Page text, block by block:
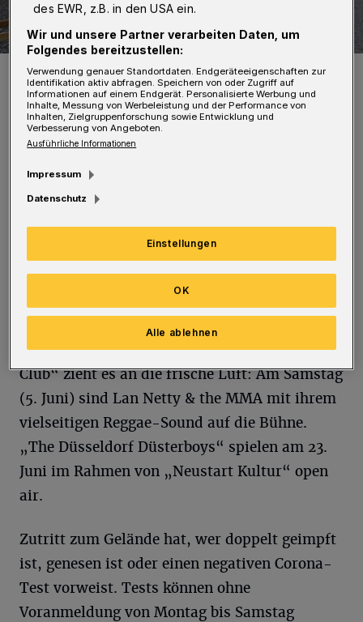
Die Wuppertaler Künstlerin Birgit Pardun und Künstler Frank N haben
den Biergarten mitgestaltet.
Foto: die börse
Bei der Biergarteneröffnung drehen die
Experten für Indie-Sounds, Felix und Flo, an
den Plattentellern. Freundinnen und Freunde
der Ü40-Party „To old to die young“ bietet DJ
musikalischen Background für eine
Frühsommernacht. Auch den „Global Music
Club“ zieht es an die frische Luft: Am Samstag
(5. Juni) sind Lan Netty & the MMA mit ihrem
vielseitigen Reggae-Sound auf die Bühne.
„The Düsseldorf Düsterboys“ spielen am 23.
Juni im Rahmen von „Neustart Kultur“ open
air.
Zutritt zum Gelände hat, wer doppelt geimpft
ist, genesen ist oder einen negativen Corona-
Test vorweist. Tests können ohne
Voranmeldung von Montag bis Samstag
des EWR, z.B. in den USA ein.
Wir und unsere Partner verarbeiten Daten, um
Folgendes bereitzustellen:
Verwendung genauer Standortdaten. Endgeräteeigenschaften zur
Identifikation aktiv abfragen. Speichern von oder Zugriff auf
Informationen auf einem Endgerät. Personalisierte Werbung und
Inhalte, Messung von Werbeleistung und der Performance von
Inhalten, Zielgruppenforschung sowie Entwicklung und
Verbesserung von Angeboten.
Ausführliche Informationen
Impressum
Datenschutz
Einstellungen
Alle ablehnen
OK